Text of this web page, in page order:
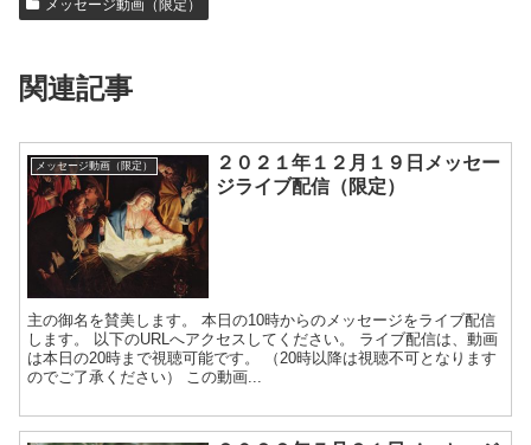
メッセージ動画（限定）
関連記事
メッセージ動画（限定）
２０２１年１２月１９日メッセー
ジライブ配信（限定）
主の御名を賛美します。 本日の10時からのメッセージをライブ配信
します。 以下のURLへアクセスしてください。 ライブ配信は、動画
は本日の20時まで視聴可能です。 （20時以降は視聴不可となります
のでご了承ください） この動画...